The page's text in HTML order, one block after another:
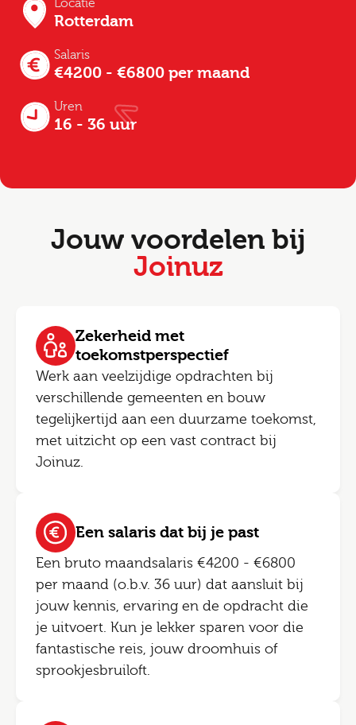
Locatie
Rotterdam
Salaris
€4200 - €6800 per maand
Uren
16 - 36 uur
Jouw voordelen bij
Joinuz
Zekerheid met
toekomstperspectief
Werk aan veelzijdige opdrachten bij
verschillende gemeenten en bouw
tegelijkertijd aan een duurzame toekomst,
met uitzicht op een vast contract bij
Joinuz.
Een salaris dat bij je past
Een bruto maandsalaris €4200 - €6800
per maand (o.b.v. 36 uur) dat aansluit bij
jouw kennis, ervaring en de opdracht die
je uitvoert. Kun je lekker sparen voor die
fantastische reis, jouw droomhuis of
sprookjesbruiloft.